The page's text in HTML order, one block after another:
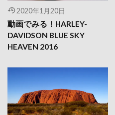
2020年1月20日
動画でみる！HARLEY-
DAVIDSON BLUE SKY
HEAVEN 2016